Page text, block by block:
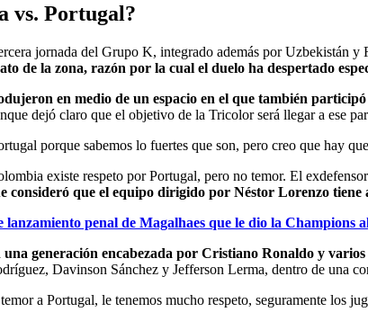
vs. Portugal?
jornada del Grupo K, integrado además por Uzbekistán
de la zona, razón por la cual el duelo ha despertado
en medio de un espacio en el que también
dejó claro que el objetivo de la Tricolor será llegar a ese
porque sabemos lo fuertes que son, pero creo que hay
existe respeto por Portugal, pero no temor. El
consideró que el equipo dirigido por Néstor Lorenzo
penal de Magalhaes que le dio la Champions
generación encabezada por Cristiano Ronaldo y
Davinson Sánchez y Jefferson Lerma, dentro de una
a Portugal, le tenemos mucho respeto, seguramente los